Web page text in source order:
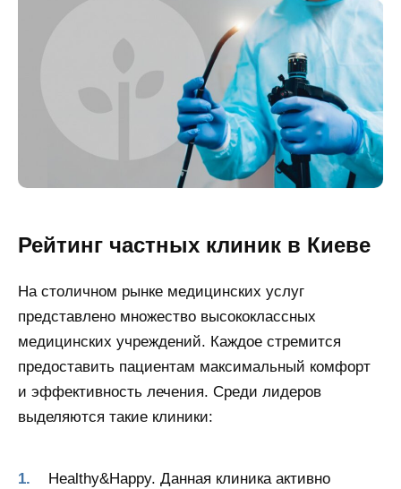
Рейтинг частных клиник в Киеве
На столичном рынке медицинских услуг
представлено множество высококлассных
медицинских учреждений. Каждое стремится
предоставить пациентам максимальный комфорт
и эффективность лечения. Среди лидеров
выделяются такие клиники:
Healthy&Happy. Данная клиника активно